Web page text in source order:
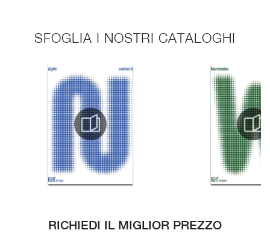
SFOGLIA I NOSTRI CATALOGHI
RICHIEDI IL MIGLIOR PREZZO